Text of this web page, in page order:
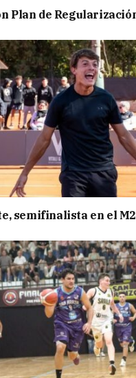
Plan de
semifinalista en el